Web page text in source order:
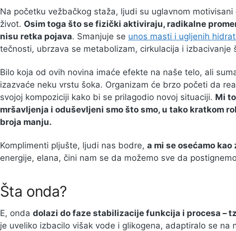
Na početku vežbačkog staža, ljudi su uglavnom
život. Osim toga što se fizički aktiviraju, radikalne
nisu retka pojava. Smanjuje se unos masti i ugljenih
tečnosti, ubrzava se metabolizam, cirkulacija i izbacivanje
Bilo koja od ovih novina imaće efekte na naše telo, ali
izazvaće neku vrstu šoka. Organizam će brzo početi da
svojoj kompoziciji kako bi se prilagodio novoj situaciji. Mi
mršavljenja i oduševljeni smo što smo, u tako kratkom
broja manju.
Komplimenti pljušte, ljudi nas bodre, a mi se osećamo
energije, elana, čini nam se da možemo sve da
Šta onda?
E, onda dolazi do faze stabilizacije funkcija i procesa –
je uveliko izbacilo višak vode i glikogena, adaptiralo se na